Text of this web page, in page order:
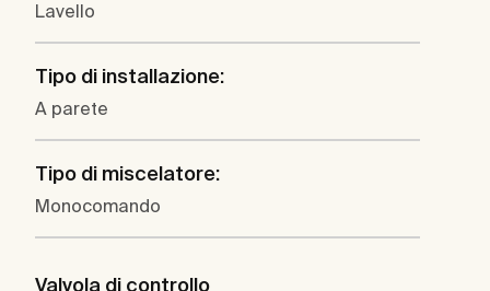
Lavello
Tipo di installazione:
A parete
Tipo di miscelatore:
Monocomando
Valvola di controllo